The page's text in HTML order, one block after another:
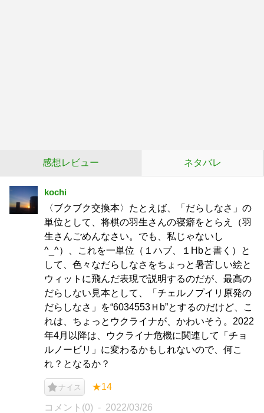
感想レビュー ネタバレ
kochi
〈ブクブク交換本〉たとえば、「だらしなさ」の
単位として、将棋の羽生さんの寝癖をとらえ（羽
生さんごめんなさい。でも、私じゃないし
^_^）、これを一単位（１ハブ、１Hbと書く）と
して、色々なだらしなさをちょっと暑苦しい絵と
ウィットに飛んだ表現で説明するのだが、最高の
だらしない見本として、「チェルノプイリ原発の
だらしなさ」を“6034553Ｈb”とするのだけど、こ
れは、ちょっとウクライナが、かわいそう。2022
年4月以降は、ウクライナ危機に関連して「チョ
ルノービリ」に変わるかもしれないので、何こ
れ？となるか？
ナイス ★14
コメント(0) 2022/03/26